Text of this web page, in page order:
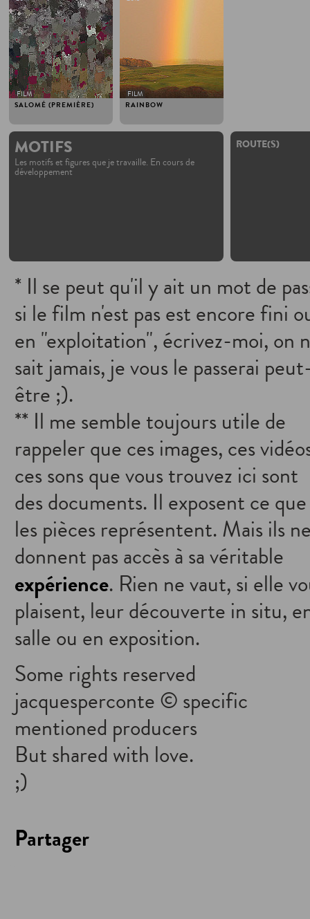
SALOMÉ (PREMIÈRE)
FILM
RAINBOW
FILM
MOTIFS
Les motifs et figures que je travaille. En cours de
développement
ROUTE(S)
* Il se peut qu'il y ait un mot de
si le film n'est pas est encore fini
en "exploitation", écrivez-moi, on
sait jamais, je vous le passerai
être ;).
** Il me semble toujours utile de
rappeler que ces images, ces
ces sons que vous trouvez ici sont
des documents. Il exposent ce que
les pièces représentent. Mais ils
donnent pas accès à sa véritable
expérience. Rien ne vaut, si elle
plaisent, leur découverte in situ,
salle ou en exposition.
Some rights reserved
jacquesperconte © specific
mentioned producers
But shared with love.
;)
Partager